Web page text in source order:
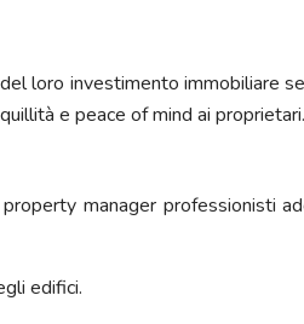
loro investimento immobiliare
e peace of mind ai proprietari.
manager professionisti
edifici.